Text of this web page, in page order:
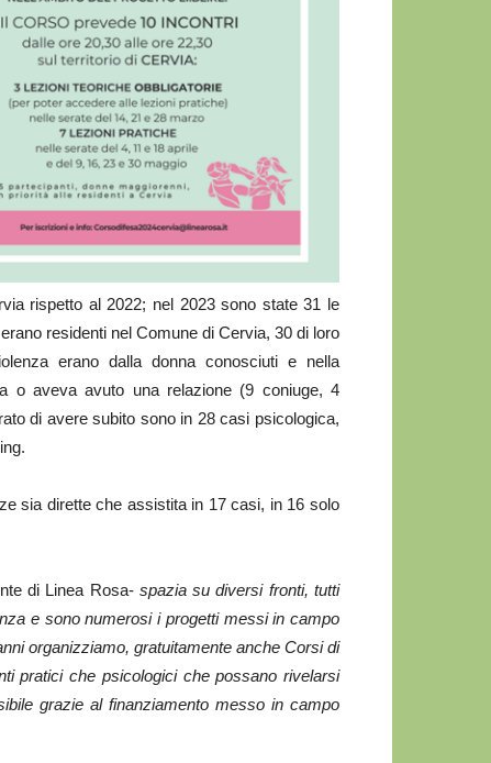
rispetto al 2022; nel 2023 sono state 31 le
residenti nel Comune di Cervia, 30 di loro
erano dalla donna conosciuti e nella
o aveva avuto una relazione (9 coniuge, 4
di avere subito sono in 28 casi psicologica,
sia dirette che assistita in 17 casi, in 16 solo
di Linea Rosa- spazia su diversi fronti, tutti
e sono numerosi i progetti messi in campo
organizziamo, gratuitamente anche Corsi di
pratici che psicologici che possano rivelarsi
grazie al finanziamento messo in campo